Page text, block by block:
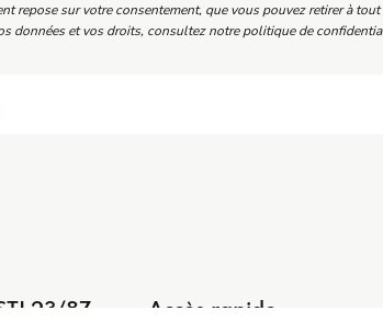
repose sur votre consentement, que vous pouvez retirer à
données et vos droits, consultez notre politique de
23/87 Accès rapide